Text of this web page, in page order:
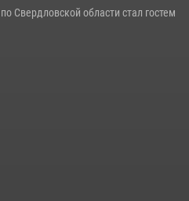
Свердловской области стал гостем